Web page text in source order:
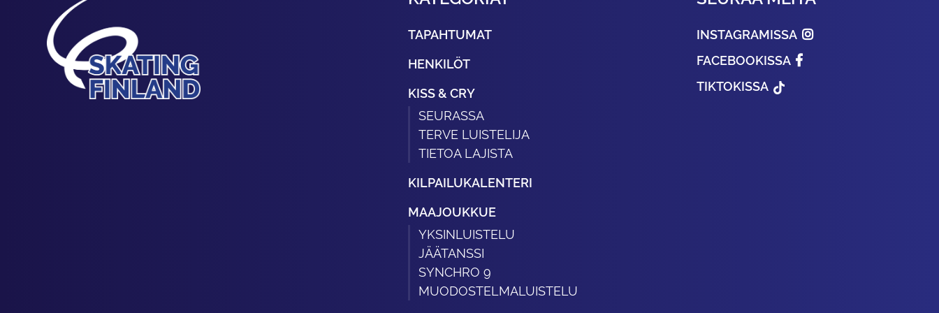
TAPAHTUMAT
HENKILÖT
KISS & CRY
SEURASSA
TERVE LUISTELIJA
TIETOA LAJISTA
KILPAILUKALENTERI
MAAJOUKKUE
YKSINLUISTELU
JÄÄTANSSI
SYNCHRO 9
MUODOSTELMALUISTELU
INSTAGRAMISSA
FACEBOOKISSA
TIKTOKISSA